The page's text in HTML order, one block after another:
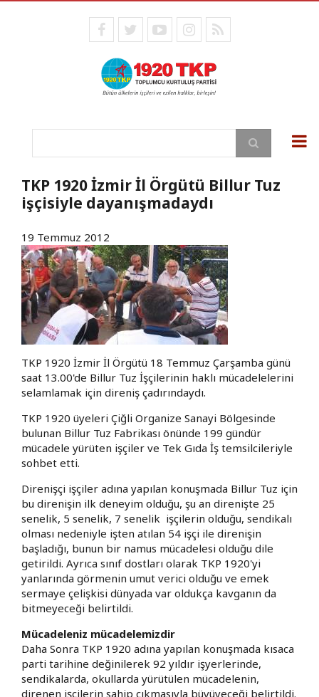
facebooktwitteryoutubeinstagram
RSS
Ara
TKP 1920 İzmir İl Örgütü Billur Tuz
işçisiyle dayanışmadaydı
19 Temmuz 2012
TKP 1920 İzmir İl Örgütü 18 Temmuz Çarşamba günü
saat 13.00'de Billur Tuz İşçilerinin haklı mücadelelerini
selamlamak için direniş çadırındaydı.
TKP 1920 üyeleri Çiğli Organize Sanayi Bölgesinde
bulunan Billur Tuz Fabrikası önünde 199 gündür
mücadele yürüten işçiler ve Tek Gıda İş temsilcileriyle
sohbet etti.
Direnişçi işçiler adına yapılan konuşmada Billur Tuz için
bu direnişin ilk deneyim olduğu, şu an direnişte 25
senelik, 5 senelik, 7 senelik işçilerin olduğu, sendikalı
olması nedeniyle işten atılan 54 işçi ile direnişin
başladığı, bunun bir namus mücadelesi olduğu dile
getirildi. Ayrıca sınıf dostları olarak TKP 1920'yi
yanlarında görmenin umut verici olduğu ve emek
sermaye çelişkisi dünyada var oldukça kavganın da
bitmeyeceği belirtildi.
Mücadeleniz mücadelemizdir
Daha Sonra TKP 1920 adına yapılan konuşmada kısaca
parti tarihine değinilerek 92 yıldır işyerlerinde,
sendikalarda, okullarda yürütülen mücadelenin,
direnen işçilerin sahip çıkmasıyla büyüyeceği belirtildi.